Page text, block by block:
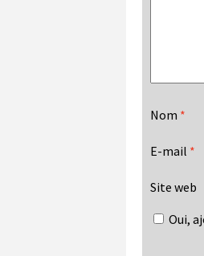
Nom *
E-mail *
Site web
Oui,